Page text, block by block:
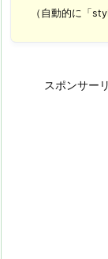
（自動的に「
スポンサー